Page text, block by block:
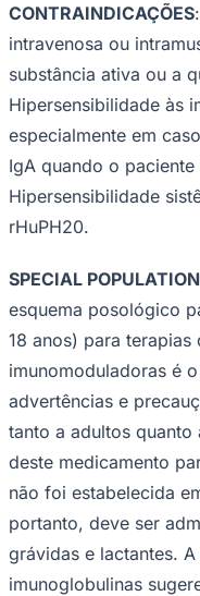
Grêmio
CONTRAINDICAÇÕES
intravenosa ou
substância ativa ou a
Hipersensibilidade às
especialmente em
IgA quando o
Hipersensibilidade
rHuPH20.
SPECIAL
esquema posológico
18 anos) para terapias
imunomoduladoras é
advertências e
tanto a adultos quanto
deste medicamento
não foi estabelecida
portanto, deve ser
grávidas e lactantes.
imunoglobulinas